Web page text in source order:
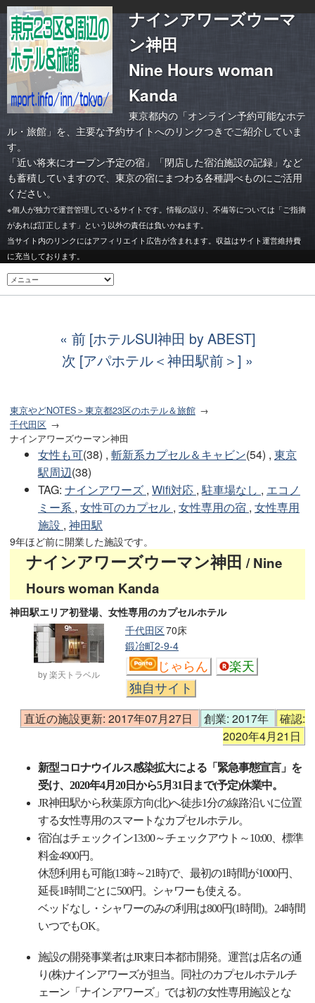
ナインアワーズウーマ
ン神田
Nine Hours woman
Kanda
東京都内の「オンライン予約可能なホテ
ル・旅館」を、主要な予約サイトへのリンクつきでご紹介していま
す。
「近い将来にオープン予定の宿 」「閉店した宿泊施設の記録 」など
も蓄積していますので、東京の宿にまつわる各種調べものにご活用
ください。
※個人が独力で運営管理しているサイトです。情報の誤り、不備等については「ご指摘
があれば訂正します」という以外の責任は負いかねます。
当サイト内のリンクにはアフィリエイト広告が含まれます。収益はサイト運営維持費
に充当しております。
前 [ホテルSUI神田 by ABEST]
次 [アパホテル＜神田駅前＞]
東京やどNOTES＞東京都23区のホテル＆旅館
千代田区
ナインアワーズウーマン神田
女性も可(38) , 斬新系カプセル＆キャビン(54) , 東京
駅周辺(38)
TAG: ナインアワーズ , Wifi対応 , 駐車場なし , エコノ
ミー系 , 女性可のカプセル , 女性専用の宿 , 女性専用
施設 , 神田駅
9年ほど前に開業した施設です。
ナインアワーズウーマン神田 / Nine
Hours woman Kanda
神田駅エリア初登場、女性専用のカプセルホテル
by 楽天トラベル
70床
千代田区
鍛冶町2-9-4
じゃらん
楽天
独自サイト
直近の施設更新: 2017年07月27日 創業: 2017年
確認:
2020年4月21日
新型コロナウイルス感染拡大による「緊急事態宣言」を
受け、2020年4月20日から5月31日まで(予定)休業中。
JR神田駅から秋葉原方向(北)へ徒歩1分の線路沿いに位置
する女性専用のスマートなカプセルホテル。
宿泊はチェックイン13:00～チェックアウト～10:00、標準
料金4900円。
休憩利用も可能(13時～21時)で、最初の1時間が1000円、
延長1時間ごとに500円。シャワーも使える。
ベッドなし・シャワーのみの利用は800円(1時間)。24時間
いつでもOK。
施設の開発事業者はJR東日本都市開発。運営は店名の通
り(株)ナインアワーズが担当。同社のカプセルホテルチ
ェーン「ナインアワーズ」では初の女性専用施設とな